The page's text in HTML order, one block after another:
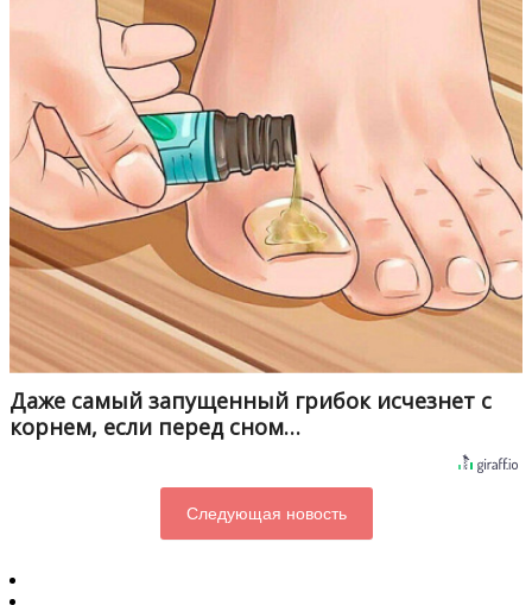
Даже самый запущенный грибок исчезнет с
корнем, если перед сном…
Следующая новость